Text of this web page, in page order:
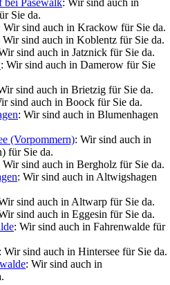
Sie da.
Wir sind auch in Krackow für Sie da.
Wir sind auch in Koblentz für Sie da.
sind auch in Jatznick für Sie da.
: Wir sind auch in Damerow für Sie
sind auch in Brietzig für Sie da.
sind auch in Boock für Sie da.
: Wir sind auch in Blumenhagen
(Vorpommern): Wir sind auch in
für Sie da.
Wir sind auch in Bergholz für Sie da.
: Wir sind auch in Altwigshagen
sind auch in Altwarp für Sie da.
sind auch in Eggesin für Sie da.
: Wir sind auch in Fahrenwalde für
: Wir sind auch in Hintersee für Sie da.
: Wir sind auch in